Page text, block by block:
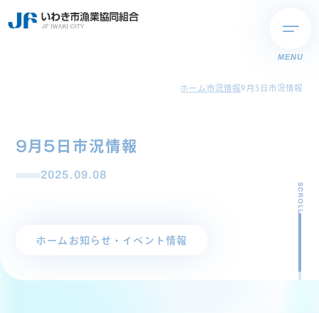
MENU
ホーム市況情報9月5日市況情報
9月5日市況情報
2025.09.08
ホーム お知らせ・イベント情報
SCROLL